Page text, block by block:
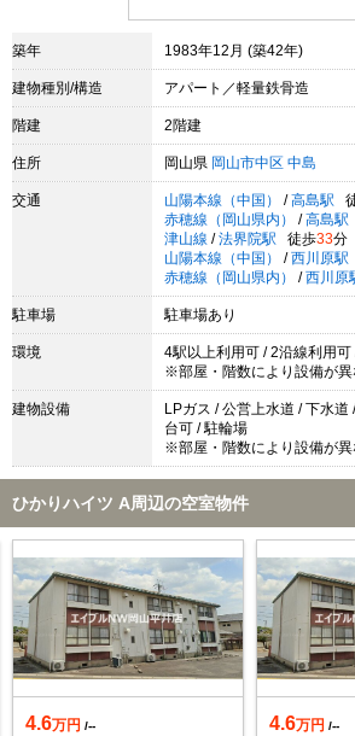
築年 1983年12月 (築42年)
建物種別/構造 アパート／軽量鉄骨造
階建 2階建
住所 岡山県 岡山市中区 中島
交通 山陽本線（中国） / 高島駅
赤穂線（岡山県内）
/ 高島駅
津山線 / 法界院駅 徒歩33分
山陽本線（中国）
/ 西川原駅
赤穂線（岡山県内）
/ 西川原
駐車場 駐車場あり
環境
4駅以上利用可 / 2沿線利用
※部屋・階数により設備が異
建物設備
LPガス / 公営上水道 / 下水
台可 / 駐輪場
※部屋・階数により設備が異
ひかりハイツ A周辺の空室物件
4.6万円 /-- 4.6万円 /--